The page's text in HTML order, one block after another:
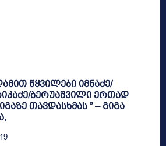
წყვილები იმნაძე/
ბერუაშვილი ერთად
თავდასხმას ” – გიგა